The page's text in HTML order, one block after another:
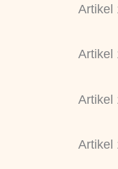
Artikel
Artikel
Artikel
Artikel